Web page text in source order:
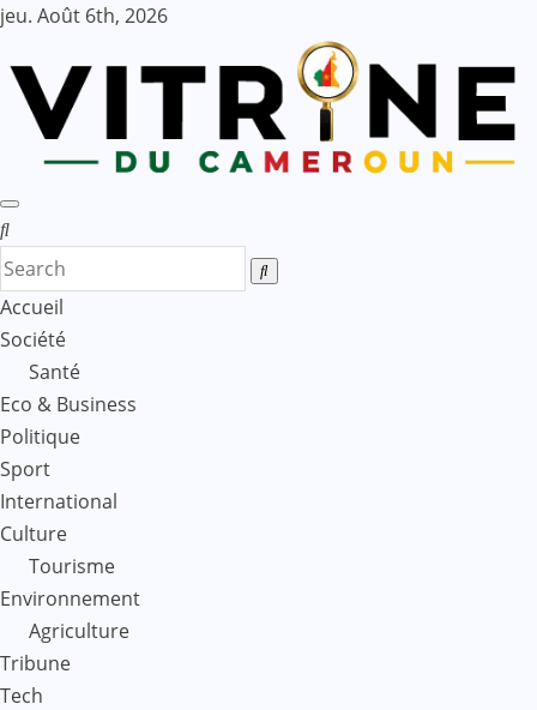
Skip
content
jeu. Août 6th, 2026
Accueil
Société
Santé
Eco & Business
Politique
Sport
International
Culture
Tourisme
Environnement
Agriculture
Tribune
Tech